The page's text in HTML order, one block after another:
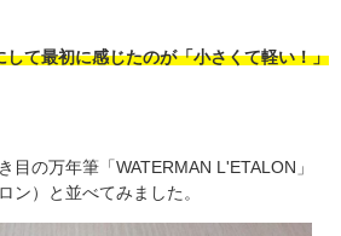
して最初に感じたのが「小さくて軽い！」
目の万年筆「WATERMAN L'ETALON」
ン）と並べてみました。